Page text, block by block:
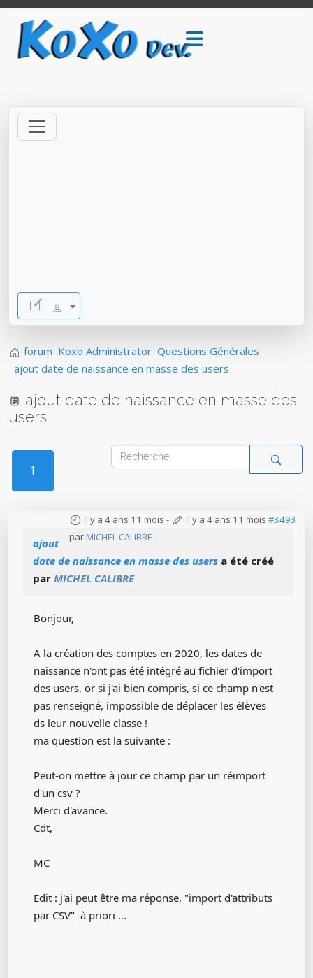
forum Koxo Administrator Questions Générales
ajout date de naissance en masse des users
ajout date de naissance en masse des
users
1
il y a 4 ans 11 mois - il y a 4 ans 11 mois #3493
par MICHEL CALIBRE
ajout
date de naissance en masse des users a été créé
par MICHEL CALIBRE
Bonjour,
A la création des comptes en 2020, les dates de
naissance n'ont pas été intégré au fichier d'import
des users, or si j'ai bien compris, si ce champ n'est
pas renseigné, impossible de déplacer les élèves
ds leur nouvelle classe !
ma question est la suivante :
Peut-on mettre à jour ce champ par un réimport
d'un csv ?
Merci d'avance.
Cdt,
MC
Edit : j'ai peut être ma réponse, "import d'attributs
par CSV" à priori ...